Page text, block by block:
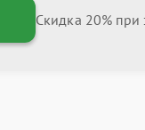
Скидка 20% при